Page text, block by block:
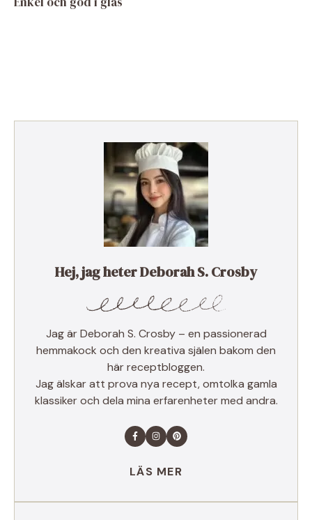
Hej, jag heter Deborah S. Crosby
Jag är Deborah S. Crosby – en passionerad
hemmakock och den kreativa själen bakom den
här receptbloggen.
Jag älskar att prova nya recept, omtolka gamla
klassiker och dela mina erfarenheter med andra.
LÄS MER